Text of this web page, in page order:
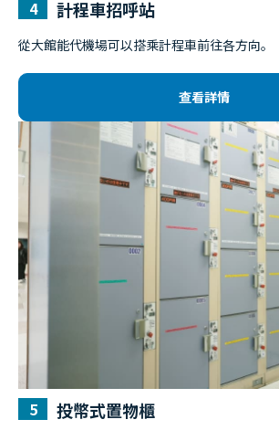
計程車招呼站
從大館能代機場可以搭乘計程車前往各方向。
查看詳情
投幣式置物櫃